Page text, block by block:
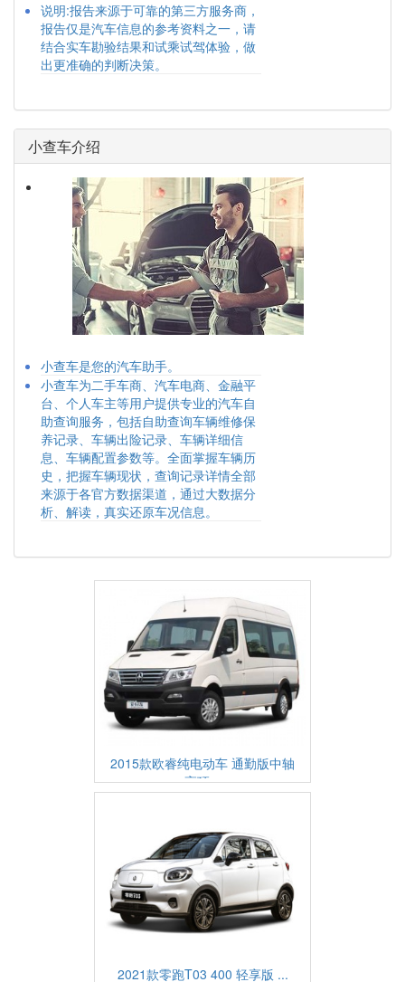
说明:报告来源于可靠的第三方服务商，
报告仅是汽车信息的参考资料之一，请
结合实车勘验结果和试乘试驾体验，做
出更准确的判断决策。
小查车介绍
小查车是您的汽车助手。
小查车为二手车商、汽车电商、金融平
台、个人车主等用户提供专业的汽车自
助查询服务，包括自助查询车辆维修保
养记录、车辆出险记录、车辆详细信
息、车辆配置参数等。全面掌握车辆历
史，把握车辆现状，查询记录详情全部
来源于各官方数据渠道，通过大数据分
析、解读，真实还原车况信息。
2015款欧睿纯电动车 通勤版中轴
高顶...
2021款零跑T03 400 轻享版 ...